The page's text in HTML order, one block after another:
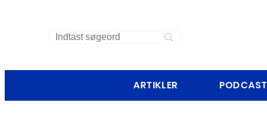
ARTIKLER PODCAST